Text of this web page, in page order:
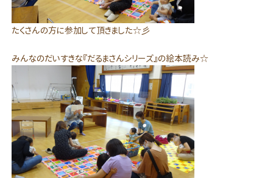
たくさんの方に参加して頂きました☆彡
みんなのだいすきな『だるまさんシリーズ』の絵本読み☆